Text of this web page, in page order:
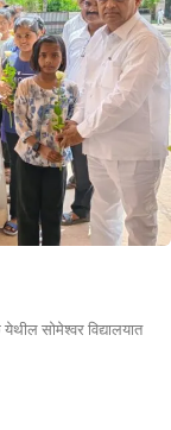
सोमेश्वर विद्यालयात